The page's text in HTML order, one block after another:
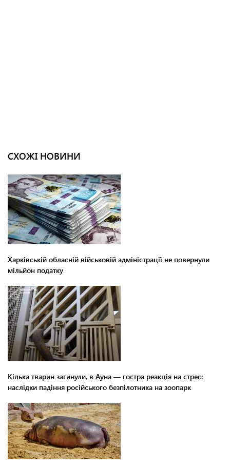
СХОЖІ НОВИНИ
Харківській обласній військовій адміністрації не повернули
мільйон податку
Кілька тварин загинули, в Ауна — гостра реакція на стрес:
наслідки падіння російського безпілотника на зоопарк